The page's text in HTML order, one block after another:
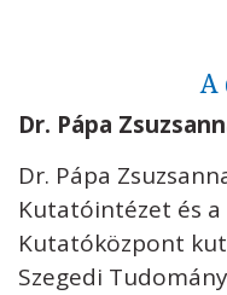
A
Dr. Pápa
Dr. Pápa
Kutatóintézet és a
Kutatóközpont
Szegedi